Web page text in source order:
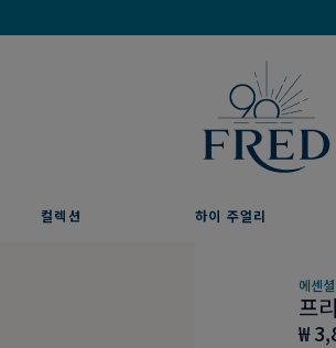
컬렉션 하이 주얼리
에센
프
₩